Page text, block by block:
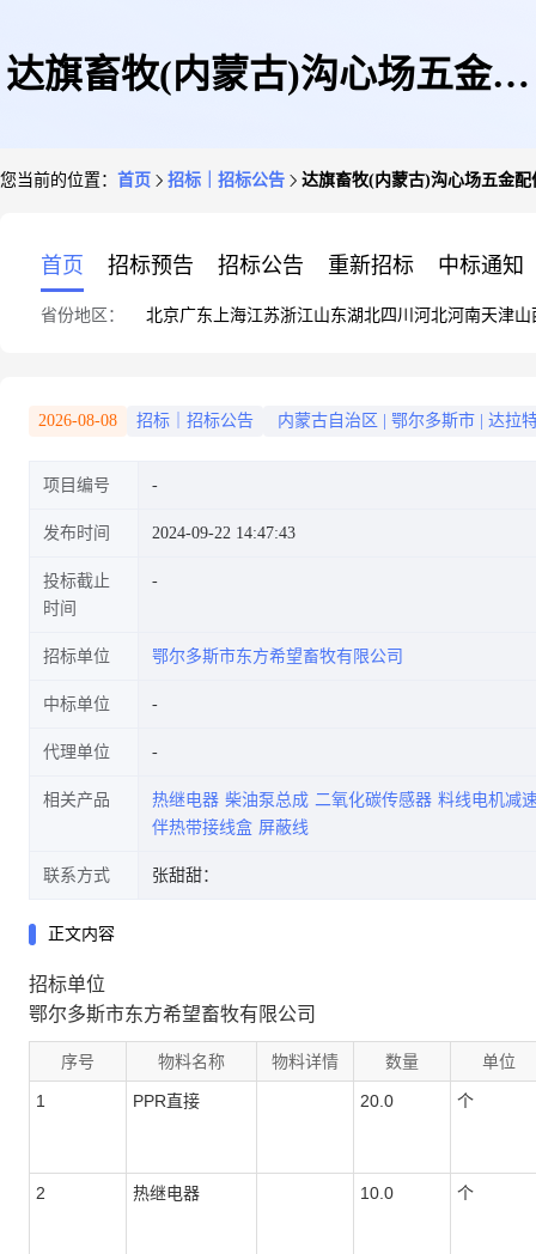
达旗畜牧(内蒙古)沟心场五金配
您当前的位置： 首页 招标｜招标公告 达旗畜牧(内蒙古)沟心场五金配
首页 招标预告 招标公告 重新招标 中标通知
省份地区： 北京广东 上海江苏浙江山东湖北四川 河北河南天津山
2026-08-08 招标｜招标公告 内蒙古自治区 鄂尔多斯市 达拉
项目编号
发布时间 2024-09-22 14:47:43
投标截止
时间
招标单位 鄂尔多斯市东方希望畜牧有限公司
中标单位
代理单位
相关产品 热继电器 柴油泵总成 二氧化碳传感器 料线电机减
伴热带接线盒 屏蔽线
联系方式 张甜甜：
正文内容
招标单位
鄂尔多斯市东方希望畜牧有限公司
序号 物料名称 物料详情 数量 单位
1 PPR直接 20.0 个
2 热继电器 10.0 个